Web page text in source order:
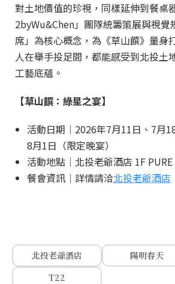
對土地價值的珍視，同樣延伸到餐桌
2byWu&Chen」團隊統籌策展與視覺
席」為核心概念，為《草山饌》量身
人在舉手投足間，都能感受到北投土
工藝底蘊。
【草山饌：綠星之宴】
活動日期｜2026年7月11日、7月
8月1日（限定晚宴）
活動地點｜北投老爺酒店 1F
餐會資訊｜詳情請洽北投老爺酒店
北投老爺酒店
陽明春天
T22